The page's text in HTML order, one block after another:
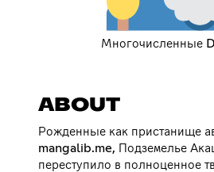
Многочисленные
ABOUT
Рожденные как пристанище
mangalib.me, Подземелье
переступило в полноценное